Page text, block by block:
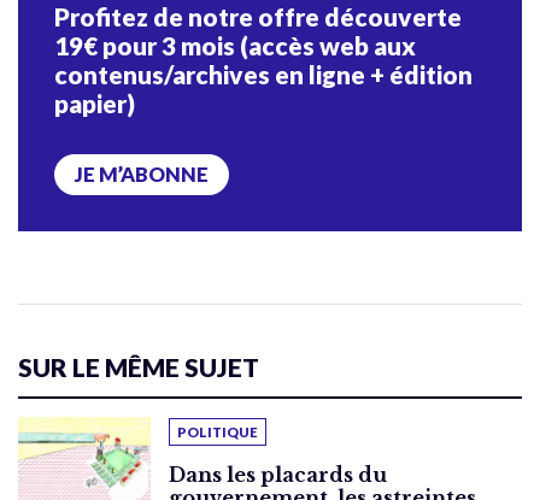
Profitez de notre offre découverte
19€ pour 3 mois (accès web aux
contenus/archives en ligne + édition
papier)
JE M’ABONNE
SUR LE MÊME SUJET
POLITIQUE
Dans les placards du